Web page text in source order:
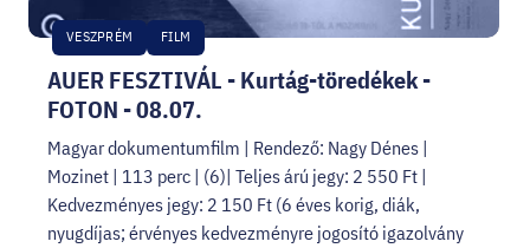
AUER FESZTIVÁL - Kurtág-töredékek -
FOTON - 08.07.
VESZPRÉM FILM
Magyar dokumentumfilm | Rendező: Nagy Dénes |
Mozinet | 113 perc | (6)| Teljes árú jegy: 2 550 Ft |
Kedvezményes jegy: 2 150 Ft (6 éves korig, diák,
nyugdíjas; érvényes kedvezményre jogosító igazolvány